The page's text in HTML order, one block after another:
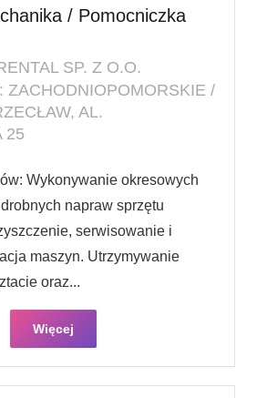
/ Pomocniczka
SP. Z O.O.
ZACHODNIOPOMORSKIE /
AL.
25
Wykonywanie okresowych
napraw sprzętu
serwisowanie i
maszyn. Utrzymywanie
oraz...
Więcej